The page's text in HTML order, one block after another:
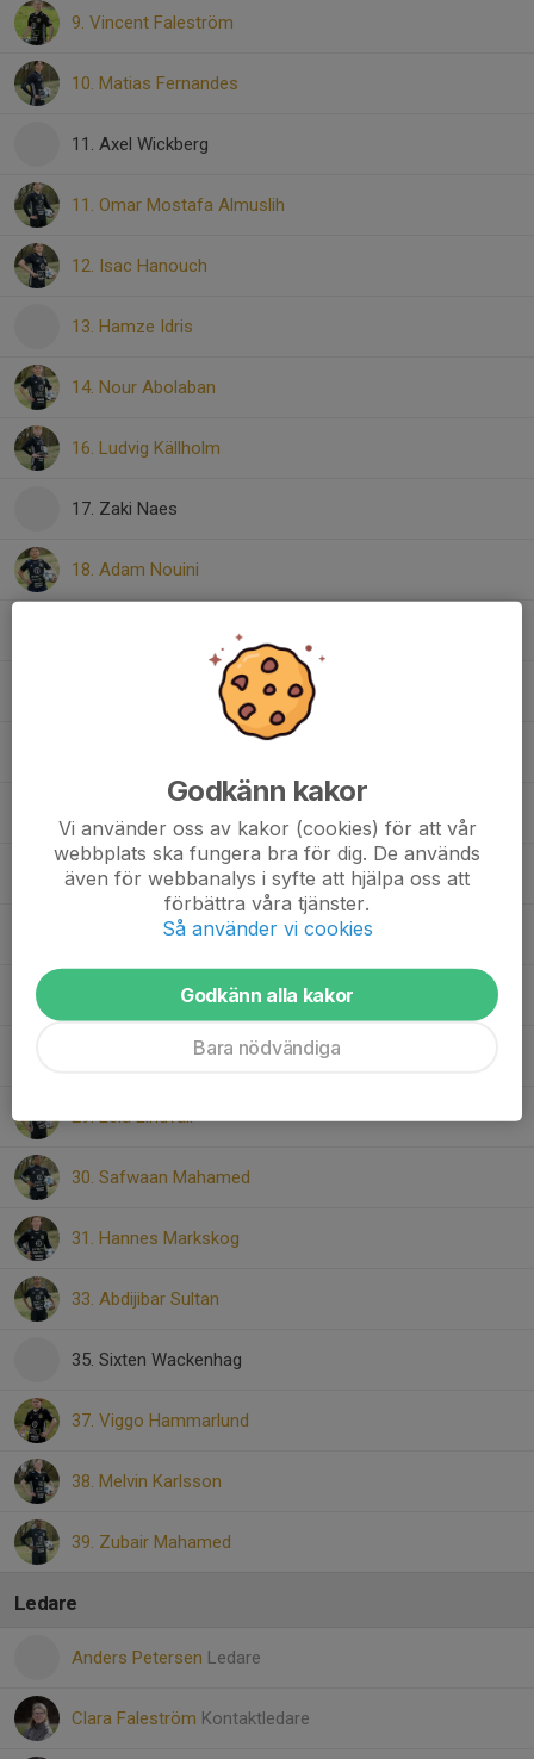
9. Vincent Faleström
10. Matias Fernandes
11. Axel Wickberg
11. Omar Mostafa Almuslih
12. Isac Hanouch
13. Hamze Idris
14. Nour Abolaban
16. Ludvig Källholm
17. Zaki Naes
18. Adam Nouini
24. Arvid Smedberg Jepsen
25. Vincent Ekström
27. Mohammed-Amine Jamal
28. Edin Kabahija Andersson
29. Leia Lindvall
30. Safwaan Mahamed
31. Hannes Markskog
33. Abdijibar Sultan
35. Sixten Wackenhag
37. Viggo Hammarlund
38. Melvin Karlsson
39. Zubair Mahamed
Ledare
Anders Petersen Ledare
Clara Faleström Kontaktledare
Godkänn kakor
Vi använder oss av kakor (cookies) för att vår
webbplats ska fungera bra för dig. De används
även för webbanalys i syfte att hjälpa oss att
förbättra våra tjänster.
Så använder vi cookies
Godkänn alla kakor
Bara nödvändiga